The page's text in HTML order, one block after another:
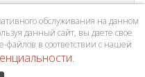
обслуживания на данном
данный сайт, вы даете свое
файлов в соответствии с нашей
.